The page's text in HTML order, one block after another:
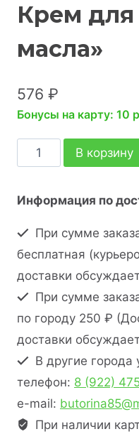
Крем
масла»
576 ₽
Бонусы на карту: 10
В корзину
Информация по
При сумме
бесплатная
доставки
При сумме
по городу 250 ₽
доставки
В другие города
телефон: 8 (922)
e-mail:
При наличии